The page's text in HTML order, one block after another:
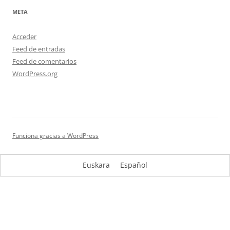
META
Acceder
Feed de entradas
Feed de comentarios
WordPress.org
Funciona gracias a WordPress
Euskara Español